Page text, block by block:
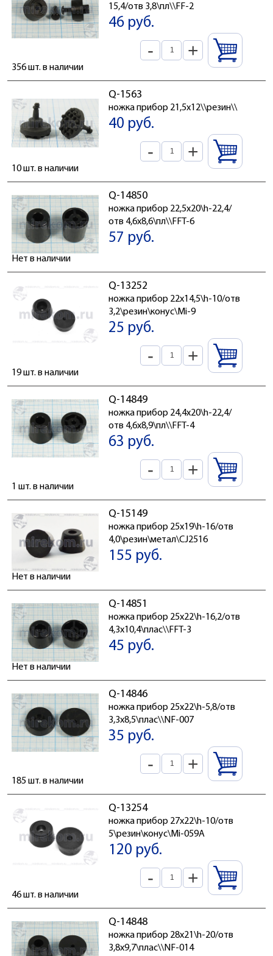
15,4/отв 3,8\пл\\FF-2
46 руб.
- +
356 шт. в наличии
Q-1563
ножка прибор 21,5x12\\резин\\
40 руб.
- +
10 шт. в наличии
Q-14850
ножка прибор 22,5x20\h-22,4/
отв 4,6x8,6\пл\\FFT-6
57 руб.
Нет в наличии
Q-13252
ножка прибор 22x14,5\h-10/отв
3,2\резин\конус\Mi-9
25 руб.
- +
19 шт. в наличии
Q-14849
ножка прибор 24,4x20\h-22,4/
отв 4,6x8,9\пл\\FFT-4
63 руб.
- +
1 шт. в наличии
Q-15149
ножка прибор 25x19\h-16/отв
4,0\резин\метал\CJ2516
155 руб.
Нет в наличии
Q-14851
ножка прибор 25x22\h-16,2/отв
4,3x10,4\плас\\FFT-3
45 руб.
Нет в наличии
Q-14846
ножка прибор 25x22\h-5,8/отв
3,3x8,5\плас\\NF-007
35 руб.
- +
185 шт. в наличии
Q-13254
ножка прибор 27x22\h-10/отв
5\резин\конус\Mi-059A
120 руб.
- +
46 шт. в наличии
Q-14848
ножка прибор 28x21\h-20/отв
3,8x9,7\плас\\NF-014